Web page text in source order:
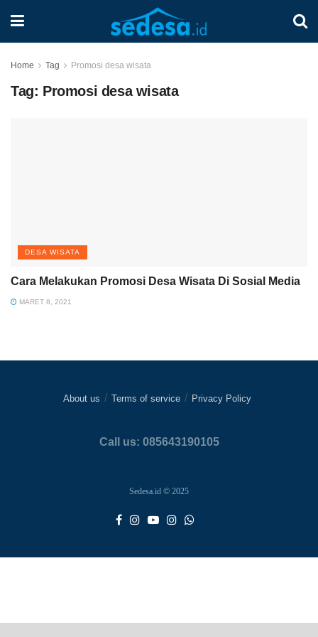
Home Tag Promosi desa wisata
Tag: Promosi desa wisata
DESA WISATA
Cara Melakukan Promosi Desa Wisata Di Sosial Media
MARET 8, 2021
About us Terms of service Privacy Policy
Call us: 085643190105
Sedesa.id © 2025